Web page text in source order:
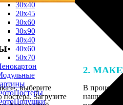
30х40
20х45
30х60
30х90
40х40
40х60
50х70
выберите
Загрузите
2.
В процессе
наши